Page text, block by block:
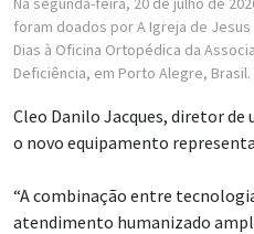
foram doados por A Igreja de
Dias à Oficina Ortopédica da
Deficiência, em Porto Alegre, Brasil.
Cleo Danilo Jacques, diretor de
o novo equipamento
“A combinação entre
atendimento humanizado